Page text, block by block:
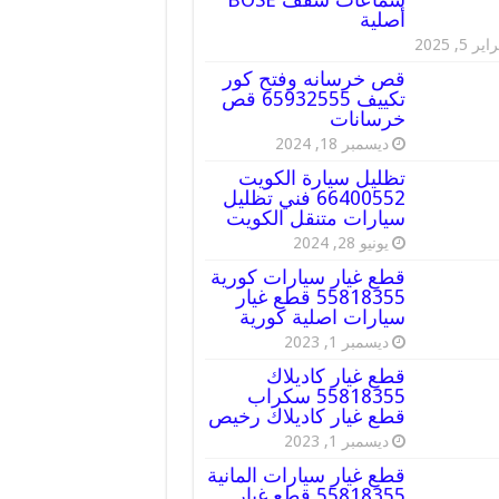
أصلية
5, 2025
قص خرسانه وفتح كور
تكييف 65932555 قص
خرسانات
ديسمبر 18, 2024
تظليل سيارة الكويت
66400552 فني تظليل
سيارات متنقل الكويت
يونيو 28, 2024
قطع غيار سيارات كورية
55818355 قطع غيار
سيارات اصلية كورية
ديسمبر 1, 2023
قطع غيار كاديلاك
55818355 سكراب
قطع غيار كاديلاك رخيص
ديسمبر 1, 2023
قطع غيار سيارات المانية